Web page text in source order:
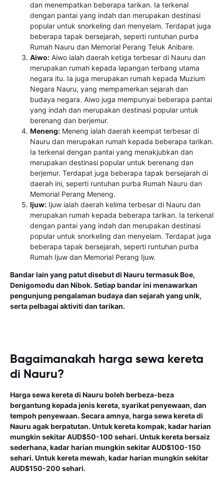
dan menempatkan beberapa tarikan. Ia terkenal
dengan pantai yang indah dan merupakan destinasi
popular untuk snorkeling dan menyelam. Terdapat juga
beberapa tapak bersejarah, seperti runtuhan purba
Rumah Nauru dan Memorial Perang Teluk Anibare.
Aiwo: Aiwo ialah daerah ketiga terbesar di Nauru dan
merupakan rumah kepada lapangan terbang utama
negara itu. Ia juga merupakan rumah kepada Muzium
Negara Nauru, yang mempamerkan sejarah dan
budaya negara. Aiwo juga mempunyai beberapa pantai
yang indah dan merupakan destinasi popular untuk
berenang dan berjemur.
Meneng: Meneng ialah daerah keempat terbesar di
Nauru dan merupakan rumah kepada beberapa tarikan.
Ia terkenal dengan pantai yang menakjubkan dan
merupakan destinasi popular untuk berenang dan
berjemur. Terdapat juga beberapa tapak bersejarah di
daerah ini, seperti runtuhan purba Rumah Nauru dan
Memorial Perang Meneng.
Ijuw: Ijuw ialah daerah kelima terbesar di Nauru dan
merupakan rumah kepada beberapa tarikan. Ia terkenal
dengan pantai yang indah dan merupakan destinasi
popular untuk snorkeling dan menyelam. Terdapat juga
beberapa tapak bersejarah, seperti runtuhan purba
Rumah Ijuw dan Memorial Perang Ijuw.
Bandar lain yang patut disebut di Nauru termasuk Boe,
Denigomodu dan Nibok. Setiap bandar ini menawarkan
pengunjung pengalaman budaya dan sejarah yang unik,
serta pelbagai aktiviti dan tarikan.
Bagaimanakah harga sewa kereta
di Nauru?
Harga sewa kereta di Nauru boleh berbeza-beza
bergantung kepada jenis kereta, syarikat penyewaan, dan
tempoh penyewaan. Secara amnya, harga sewa kereta di
Nauru agak berpatutan. Untuk kereta kompak, kadar harian
mungkin sekitar AUD$50-100 sehari. Untuk kereta bersaiz
sederhana, kadar harian mungkin sekitar AUD$100-150
sehari. Untuk kereta mewah, kadar harian mungkin sekitar
AUD$150-200 sehari.